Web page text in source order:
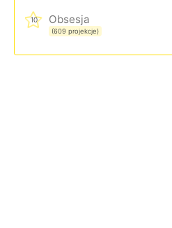
10 Obsesja
(609 projekcje)